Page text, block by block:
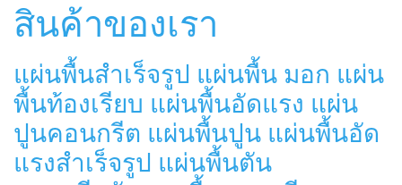
สินค้าของเรา
แผ่นพื้นสำเร็จรูป แผ่นพื้น มอก แผ่น
พื้นท้องเรียบ แผ่นพื้นอัดแรง แผ่น
ปูนคอนกรีต แผ่นพื้นปูน แผ่นพื้นอัด
แรงสำเร็จรูป แผ่นพื้นตัน